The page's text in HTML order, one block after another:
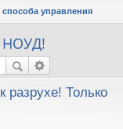
управления
НОУД!
Только